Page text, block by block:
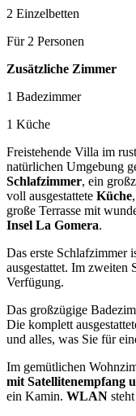
2 Einzelbetten
Für 2 Personen
Zusätzliche Zimmer
1 Badezimmer
1 Küche
Freistehende Villa im
natürlichen Umgebung
Schlafzimmer, ein
voll ausgestattete Küche
große Terrasse mit
Insel La Gomera.
Das erste Schlafzimmer
ausgestattet. Im zweiten
Verfügung.
Das großzügige
Die komplett
und alles, was Sie für
Im gemütlichen
mit Satellitenempfang
ein Kamin. WLAN